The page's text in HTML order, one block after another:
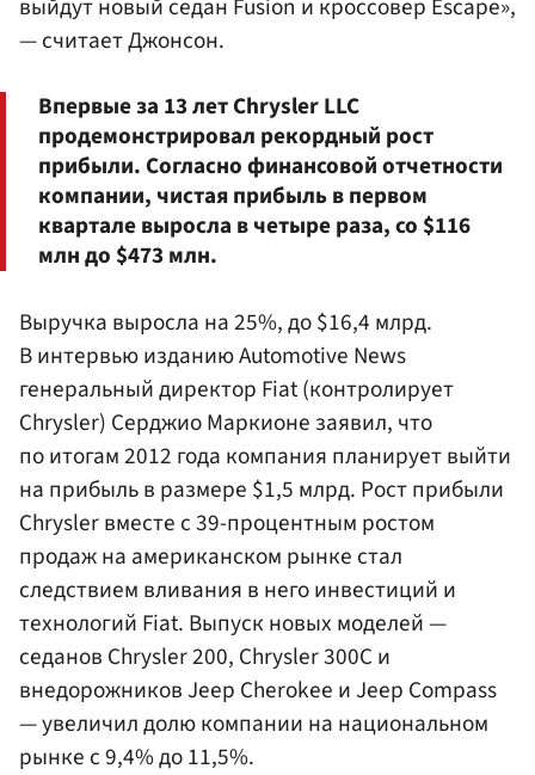
выйдут новый седан Fusion и кроссовер Escape»,
— считает Джонсон.
Впервые за 13 лет Chrysler LLC
продемонстрировал рекордный рост
прибыли. Согласно финансовой отчетности
компании, чистая прибыль в первом
квартале выросла в четыре раза, со $116
млн до $473 млн.
Выручка выросла на 25%, до $16,4 млрд.
В интервью изданию Automotive News
генеральный директор Fiat (контролирует
Chrysler) Серджио Маркионе заявил, что
по итогам 2012 года компания планирует выйти
на прибыль в размере $1,5 млрд. Рост прибыли
Chrysler вместе с 39-процентным ростом
продаж на американском рынке стал
следствием вливания в него инвестиций и
технологий Fiat. Выпуск новых моделей —
седанов Chrysler 200, Chrysler 300C и
внедорожников Jeep Cherokee и Jeep Compass
— увеличил долю компании на национальном
рынке с 9,4% до 11,5%.